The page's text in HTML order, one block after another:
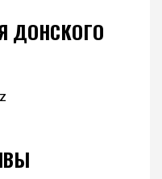
ДОНСКОГО